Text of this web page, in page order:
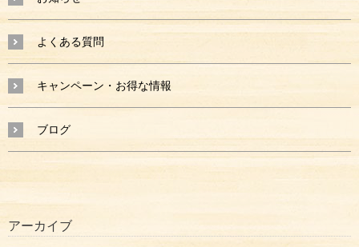
よくある質問
キャンペーン・お得な情報
ブログ
アーカイブ